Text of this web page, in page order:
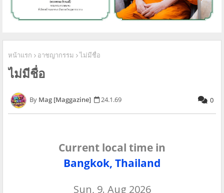
หน้าแรก อาชญากรรม ไม่มีชื่อ
ไม่มีชื่อ
Mag [Maggazine] 24.1.69 0
Current local time in
Bangkok, Thailand